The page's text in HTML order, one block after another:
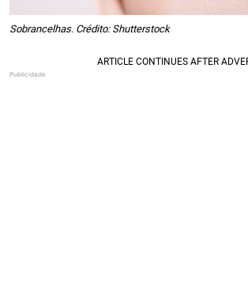
Sobrancelhas. Crédito: Shutterstock